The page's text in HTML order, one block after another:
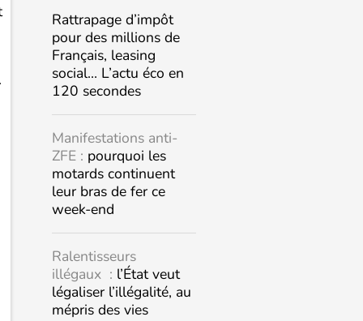
Rattrapage d’impôt
pour des millions de
Français, leasing
social… L’actu éco en
120 secondes
Manifestations anti-
ZFE : pourquoi les
motards continuent
leur bras de fer ce
week-end
Ralentisseurs
illégaux : l’État veut
légaliser l’illégalité, au
mépris des vies